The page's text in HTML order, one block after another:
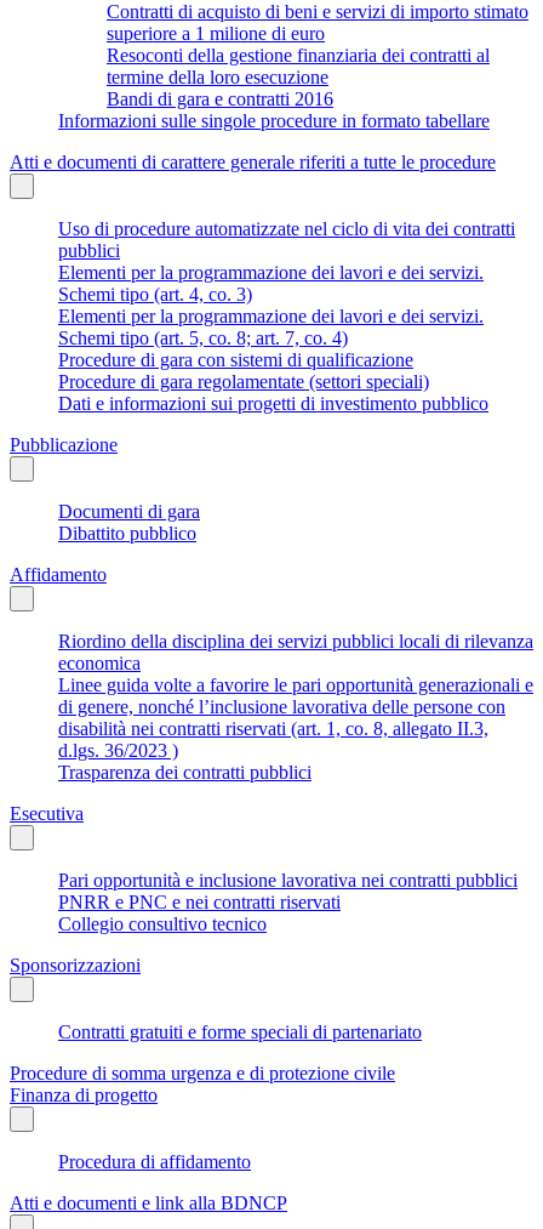
Contratti di acquisto di beni e servizi di importo stimato
superiore a 1 milione di euro
Resoconti della gestione finanziaria dei contratti al
termine della loro esecuzione
Bandi di gara e contratti 2016
Informazioni sulle singole procedure in formato tabellare
Atti e documenti di carattere generale riferiti a tutte le procedure
Uso di procedure automatizzate nel ciclo di vita dei contratti
pubblici
Elementi per la programmazione dei lavori e dei servizi.
Schemi tipo (art. 4, co. 3)
Elementi per la programmazione dei lavori e dei servizi.
Schemi tipo (art. 5, co. 8; art. 7, co. 4)
Procedure di gara con sistemi di qualificazione
Procedure di gara regolamentate (settori speciali)
Dati e informazioni sui progetti di investimento pubblico
Pubblicazione
Documenti di gara
Dibattito pubblico
Affidamento
Riordino della disciplina dei servizi pubblici locali di rilevanza
economica
Linee guida volte a favorire le pari opportunità generazionali e
di genere, nonché l’inclusione lavorativa delle persone con
disabilità nei contratti riservati (art. 1, co. 8, allegato II.3,
d.lgs. 36/2023 )
Trasparenza dei contratti pubblici
Esecutiva
Pari opportunità e inclusione lavorativa nei contratti pubblici
PNRR e PNC e nei contratti riservati
Collegio consultivo tecnico
Sponsorizzazioni
Contratti gratuiti e forme speciali di partenariato
Procedure di somma urgenza e di protezione civile
Finanza di progetto
Procedura di affidamento
Atti e documenti e link alla BDNCP